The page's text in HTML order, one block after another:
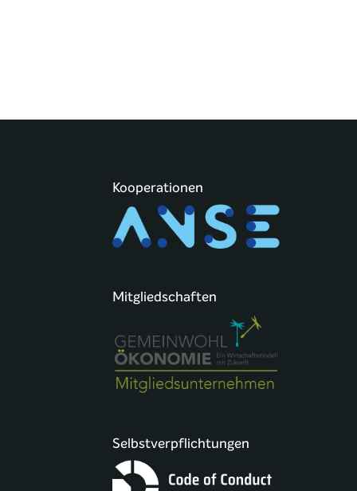
Kooperationen
Mitgliedschaften
Selbstverpflichtungen